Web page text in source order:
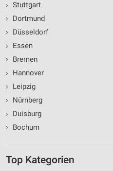
› Stuttgart
›
Dortmund
›
Düsseldorf
›
Essen
›
Bremen
›
Hannover
›
Leipzig
›
Nürnberg
›
Duisburg
›
Bochum
Top Kategorien
Verwendung reduzierter Daten
Werbeanzeigen
Erstellung von Profilen für
Werbung
Verwendung von Profilen zur
Erstellung von Profilen zur
Verwendung von Profilen zur
Messung der Werbeleistung